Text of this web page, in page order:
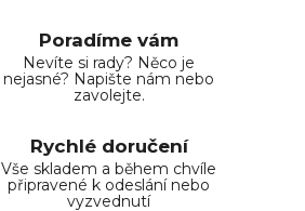
Poradíme vám
Nevíte si rady? Něco je
nejasné? Napište nám nebo
zavolejte.
Rychlé doručení
Vše skladem a během chvíle
připravené k odeslání nebo
vyzvednutí